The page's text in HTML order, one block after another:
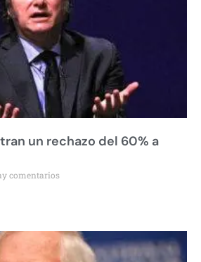
un rechazo del 60% a
comentarios